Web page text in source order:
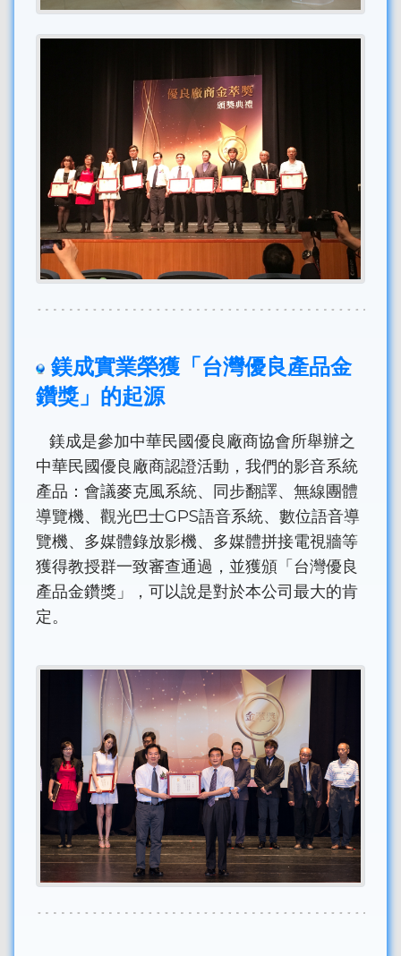
鎂成實業榮獲「台灣優良產品金
鑽獎」的起源
鎂成是參加中華民國優良廠商協會所舉辦之
中華民國優良廠商認證活動，我們的影音系統
產品：會議麥克風系統、同步翻譯、無線團體
導覽機、觀光巴士GPS語音系統、數位語音導
覽機、多媒體錄放影機、多媒體拼接電視牆等
獲得教授群一致審查通過，並獲頒「台灣優良
產品金鑽獎」，可以說是對於本公司最大的肯
定。